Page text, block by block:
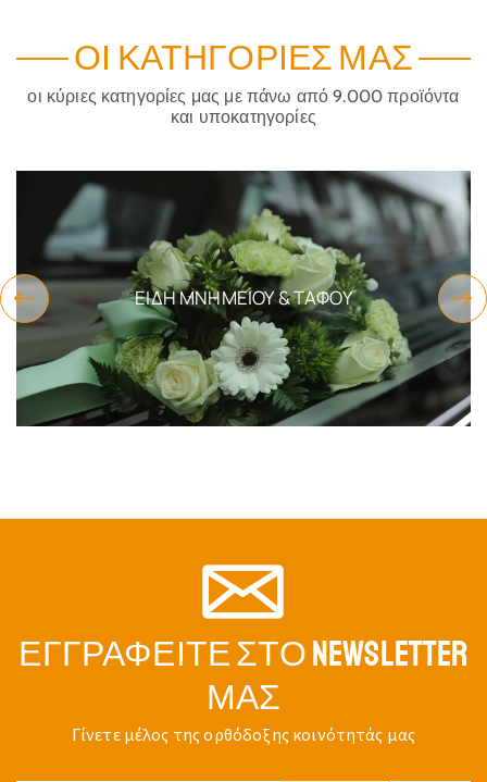
ΟΙ ΚΑΤΗΓΟΡΊΕΣ ΜΑΣ
οι κύριες κατηγορίες μας με πάνω από 9.000 προϊόντα
και υποκατηγορίες
ΕΊΔΗ ΜΝΗΜΕΊΟΥ & ΤΆΦΟΥ
ΕΓΓΡΑΦΕΊΤΕ ΣΤΟ NEWSLETTER
ΜΑΣ
Γίνετε μέλος της ορθόδοξης κοινότητάς μας